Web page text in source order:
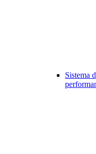
Sistema